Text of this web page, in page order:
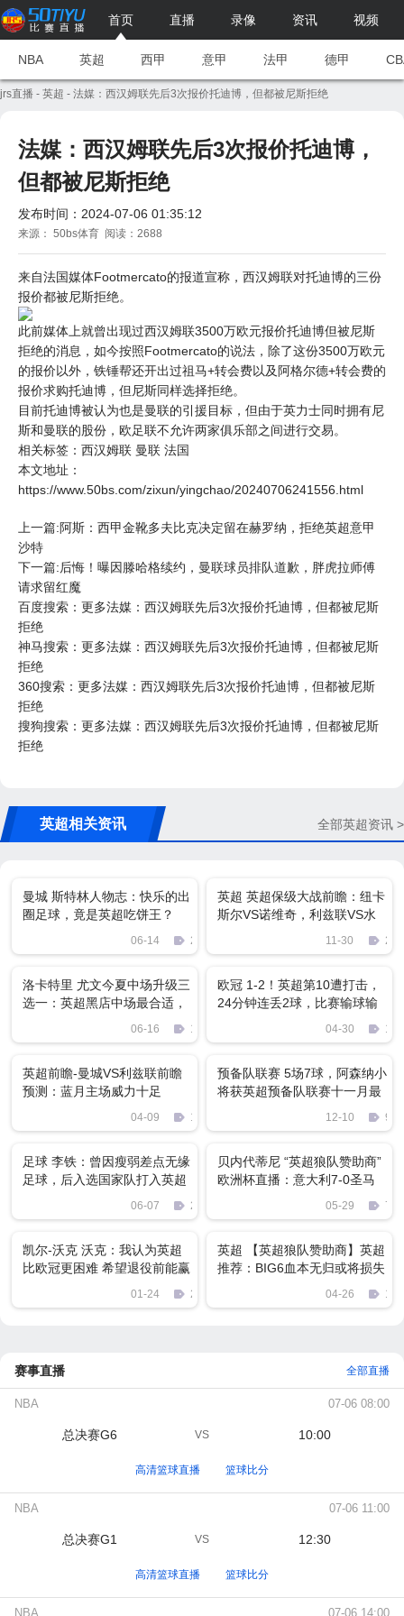
首页 直播 录像 资讯 视频
NBA 英超 西甲 意甲 法甲 德甲
jrs直播 - 英超 - 法媒：西汉姆联先后3次报价托迪博，但都被尼斯拒绝
法媒：西汉姆联先后3次报价托迪博，
但都被尼斯拒绝
发布时间：2024-07-06 01:35:12
来源： 50bs体育 阅读：2688
来自法国媒体Footmercato的报道宣称，西汉姆联对托迪博的三份
报价都被尼斯拒绝。
此前媒体上就曾出现过西汉姆联3500万欧元报价托迪博但被尼斯
拒绝的消息，如今按照Footmercato的说法，除了这份3500万欧元
的报价以外，铁锤帮还开出过祖马+转会费以及阿格尔德+转会费的
报价求购托迪博，但尼斯同样选择拒绝。
目前托迪博被认为也是曼联的引援目标，但由于英力士同时拥有尼
斯和曼联的股份，欧足联不允许两家俱乐部之间进行交易。
相关标签： 西汉姆联 曼联 法国
本文地址：
https://www.50bs.com/zixun/yingchao/20240706241556.html
上一篇:阿斯：西甲金靴多夫比克决定留在赫罗纳，拒绝英超意甲
沙特
下一篇:后悔！曝因滕哈格续约，曼联球员排队道歉，胖虎拉师傅
请求留红魔
百度搜索：更多法媒：西汉姆联先后3次报价托迪博，但都被尼斯
拒绝
神马搜索：更多法媒：西汉姆联先后3次报价托迪博，但都被尼斯
拒绝
360搜索：更多法媒：西汉姆联先后3次报价托迪博，但都被尼斯
拒绝
搜狗搜索：更多法媒：西汉姆联先后3次报价托迪博，但都被尼斯
拒绝
英超相关资讯 全部英超资讯 >
曼城 斯特林人物志：快乐的出
圈足球，竟是英超吃饼王？
06-14 2234
英超 英超保级大战前瞻：纽卡
斯尔VS诺维奇，利兹联VS水
11-30
洛卡特里 尤文今夏中场升级三
选一：英超黑店中场最合适，
06-16 1398
欧冠 1-2！英超第10遭打击，
24分钟连丢2球，比赛输球输
04-30
英超前瞻-曼城VS利兹联前瞻
预测：蓝月主场威力十足
04-09 1304
预备队联赛 5场7球，阿森纳小
将获英超预备队联赛十一月最
12-10 924
足球 李铁：曾因瘦弱差点无缘
足球，后入选国家队打入英超
06-07 2051
贝内代蒂尼 “英超狼队赞助商”
欧洲杯直播：意大利7-0圣马
05-29 760
凯尔-沃克 沃克：我认为英超
比欧冠更困难 希望退役前能赢
01-24 2783
英超 【英超狼队赞助商】英超
推荐：BIG6血本无归或将损失
04-26
赛事直播 全部直播
NBA 07-06 08:00
总决赛G6 VS 10:00
高清篮球直播 篮球比分
NBA 07-06 11:00
总决赛G1 VS 12:30
高清篮球直播 篮球比分
NBA 07-06 14:00